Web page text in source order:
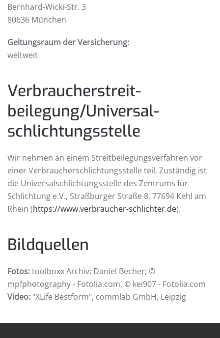
Bernhard-Wicki-Str. 3
80636 München
Geltungsraum der Versicherung:
weltweit
Verbraucher­streit­
beilegung/Universal­
schlichtungs­stelle
Wir nehmen an einem Streitbeilegungsverfahren vor
einer Verbraucherschlichtungsstelle teil. Zuständig ist
die Universalschlichtungsstelle des Zentrums für
Schlichtung e.V., Straßburger Straße 8, 77694 Kehl am
Rhein (https://www.verbraucher-schlichter.de).
Bildquellen
Fotos:toolboxx Archiv; Daniel Becher; ©
mpfphotography - Fotolia.com, © kei907 - Fotolia.com
Video: "XLife Bestform", commlab GmbH, Leipzig